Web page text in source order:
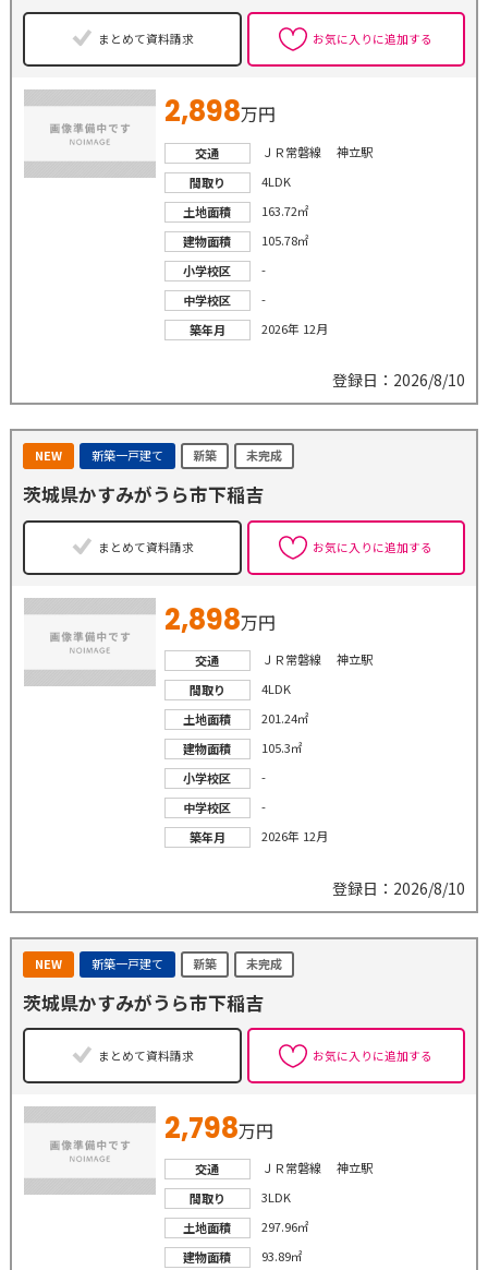
まとめて資料請求 お気に入りに追加する
2,898万円
交通
ＪＲ常磐線 神立駅
間取り
4LDK
土地面積
163.72㎡
建物面積
105.78㎡
小学校区
-
中学校区
-
築年月
2026年 12月
登録日：2026/8/10
NEW 新築一戸建て 新築 未完成
茨城県かすみがうら市下稲吉
まとめて資料請求 お気に入りに追加する
2,898万円
交通
ＪＲ常磐線 神立駅
間取り
4LDK
土地面積
201.24㎡
建物面積
105.3㎡
小学校区
-
中学校区
-
築年月
2026年 12月
登録日：2026/8/10
NEW 新築一戸建て 新築 未完成
茨城県かすみがうら市下稲吉
まとめて資料請求 お気に入りに追加する
2,798万円
交通
ＪＲ常磐線 神立駅
間取り
3LDK
土地面積
297.96㎡
建物面積
93.89㎡